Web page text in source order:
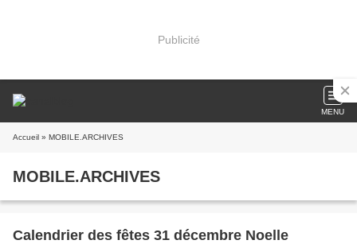
Publicité
MENU
Accueil » MOBILE.ARCHIVES
MOBILE.ARCHIVES
Calendrier des fêtes 31 décembre Noelle